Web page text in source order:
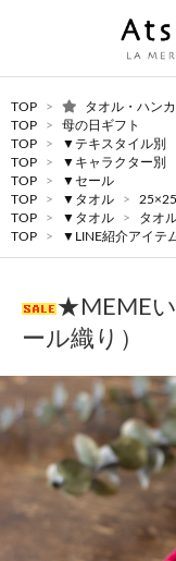
TOP > タオル・ハン
TOP
>
母の日ギフト
TOP
> ▼テキスタイル別
TOP
> ▼キャラクター別
TOP
>
▼セール
TOP
> ▼タオル >
TOP
> ▼タオル >
タオ
TOP
> ▼LINE紹介アイテ
★MEME
ール織り）